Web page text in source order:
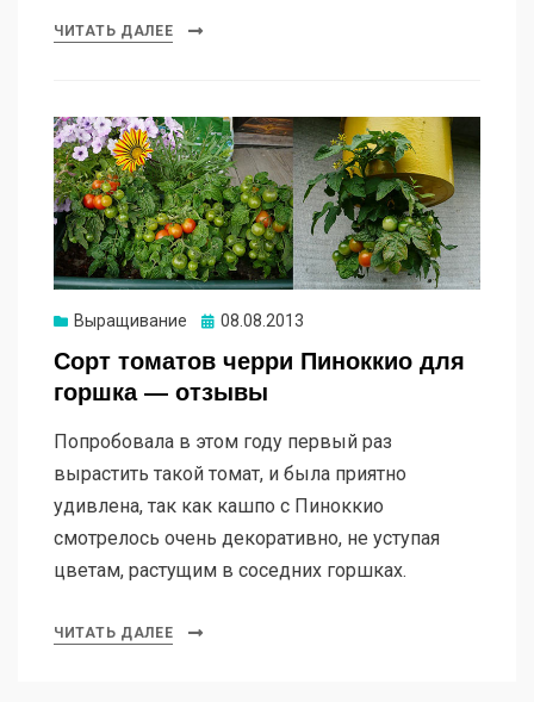
ЧИТАТЬ ДАЛЕЕ
Выращивание Опубликовано
08.08.2013
Сорт томатов черри Пиноккио для
горшка — отзывы
Попробовала в этом году первый раз
вырастить такой томат, и была приятно
удивлена, так как кашпо с Пиноккио
смотрелось очень декоративно, не уступая
цветам, растущим в соседних горшках.
ЧИТАТЬ ДАЛЕЕ